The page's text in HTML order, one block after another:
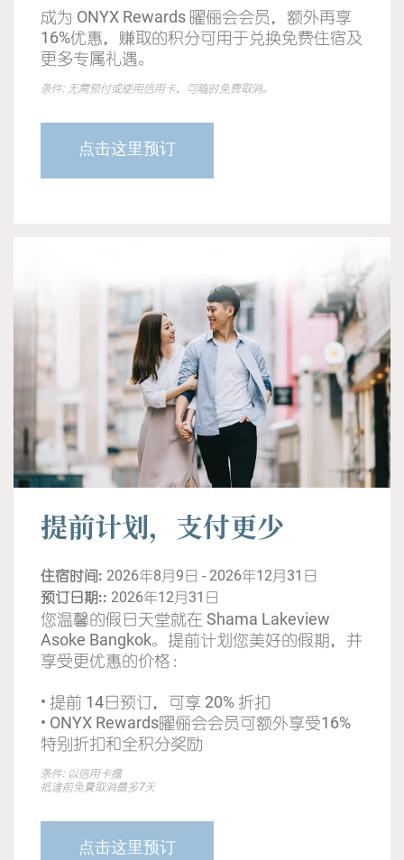
成为 ONYX Rewards 曜俪会会员，额外再享
16%优惠，赚取的积分可用于兑换免费住宿及
更多专属礼遇。
条件: 无需预付或使用信用卡，可随时免费取消。
点击这里预订
提前计划，支付更少
住宿时间: 2026年8月9日 - 2026年12月31日
预订日期:: 2026年12月31日
您温馨的假日天堂就在 Shama Lakeview
Asoke Bangkok。提前计划您美好的假期，并
享受更优惠的价格：
•​ 提前 14日预订，可享 20% 折扣
•​ ONYX Rewards曜俪会会员可额外享受16%
特别折扣和全积分奖励
条件: 以信用卡擔
抵達前免費取消最多7天
点击这里预订